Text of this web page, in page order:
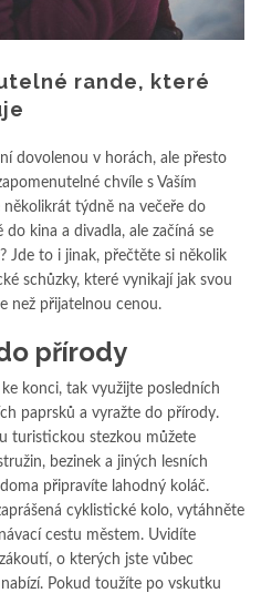
rande, které
dovolenou v horách, ale přesto
chvíle s Vaším
několikrát týdně na večeře do
do kina a divadla, ale začíná se
Jde to i jinak, přečtěte si několik
schůzky, které vynikají jak svou
než přijatelnou cenou.
přírody
konci, tak využijte posledních
paprsků a vyražte do přírody.
turistickou stezkou můžete
bezinek a jiných lesních
připravíte lahodný koláč.
cyklistické kolo, vytáhněte
cestu městem. Uvidíte
o kterých jste vůbec
Pokud toužíte po vskutku